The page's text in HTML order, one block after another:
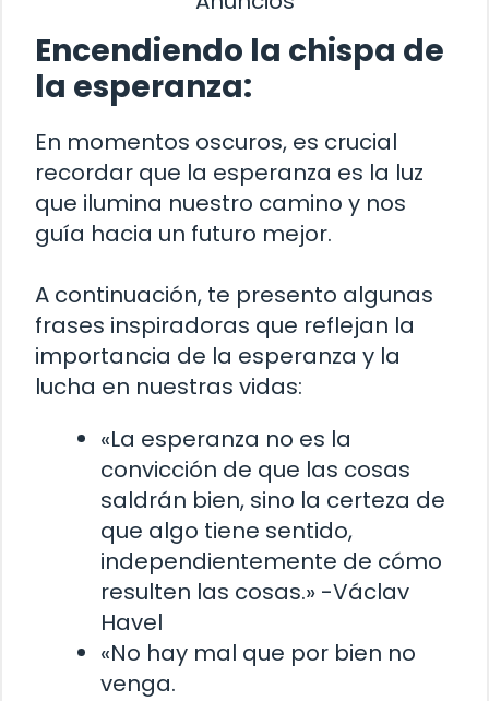
Encendiendo la chispa de
la esperanza:
En momentos oscuros, es crucial
recordar que la esperanza es la luz
que ilumina nuestro camino y nos
guía hacia un futuro mejor.
A continuación, te presento algunas
frases inspiradoras que reflejan la
importancia de la esperanza y la
lucha en nuestras vidas:
«La esperanza no es la
convicción de que las cosas
saldrán bien, sino la certeza de
que algo tiene sentido,
independientemente de cómo
resulten las cosas.» -Václav
Havel
«No hay mal que por bien no
venga.